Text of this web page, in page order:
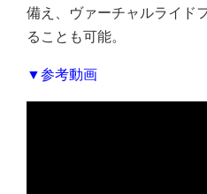
備え、ヴァーチャルライド
ることも可能。
▼参考動画